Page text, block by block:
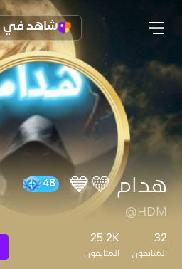
شاهد في
هدام 💛💙
@HDM
32
المُتابعون
25.2K
المتابعون